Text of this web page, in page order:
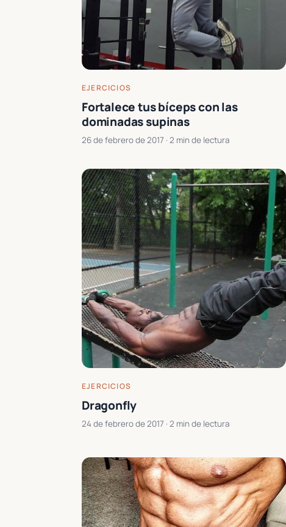
EJERCICIOS
Fortalece tus bíceps con las
dominadas supinas
26 de febrero de 2017 · 2 min de lectura
EJERCICIOS
Dragonfly
24 de febrero de 2017 · 2 min de lectura